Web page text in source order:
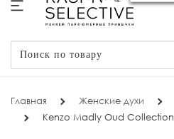
Главная Женские духи
Kenzo Madly Oud Collection